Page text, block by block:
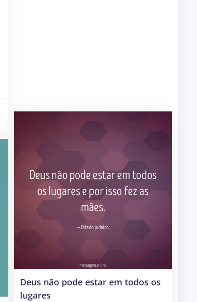
Deus não pode estar em todos os
lugares